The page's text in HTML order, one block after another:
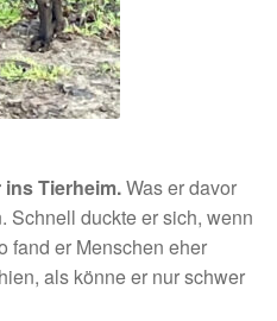
Tierheim.Was er davor
Schnell duckte er sich, wenn
fand er Menschen eher
als könne er nur schwer